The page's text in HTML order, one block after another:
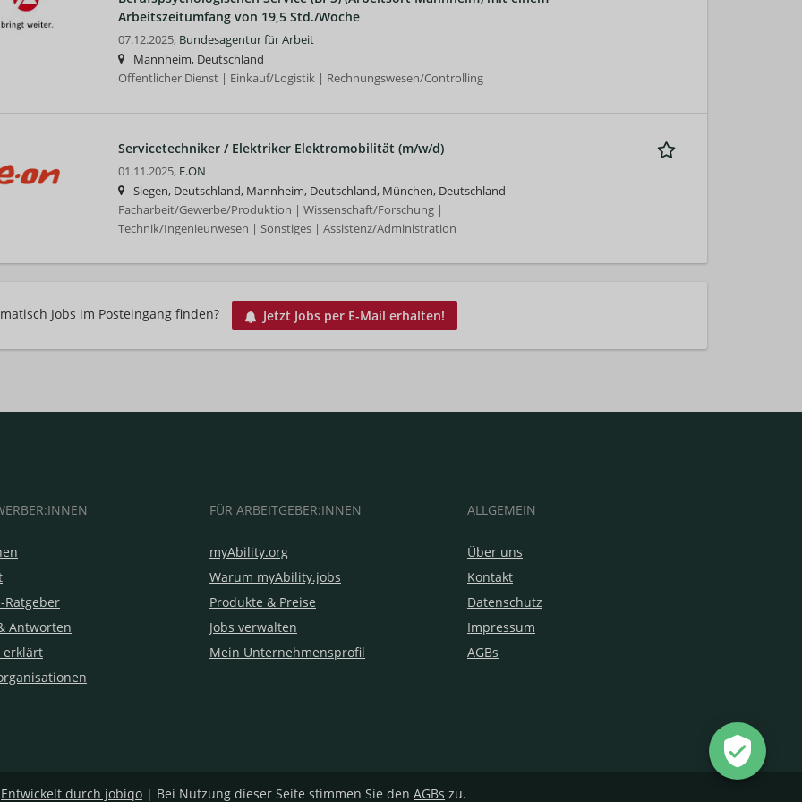
Arbeitszeitumfang von 19,5 Std./Woche
07.12.2025, Bundesagentur für Arbeit
Mannheim, Deutschland
Öffentlicher Dienst | Einkauf/Logistik | Rechnungswesen/Controlling
Servicetechniker / Elektriker Elektromobilität (m/w/d)
01.11.2025, E.ON
Siegen, Deutschland, Mannheim, Deutschland, München, Deutschland
Facharbeit/Gewerbe/Produktion | Wissenschaft/Forschung |
Technik/Ingenieurwesen | Sonstiges | Assistenz/Administration
Jobs im Posteingang finden? Jetzt Jobs per E-Mail erhalten!
Ratgeber
Antworten
erklärt
FÜR ARBEITGEBER:INNEN
myAbility.org
Warum myAbility.jobs
Produkte & Preise
Jobs verwalten
Mein Unternehmensprofil
ALLGEMEIN
Über uns
Kontakt
Datenschutz
Impressum
AGBs
Entwickelt durch jobiqo | Bei Nutzung dieser Seite stimmen Sie den AGBs zu.